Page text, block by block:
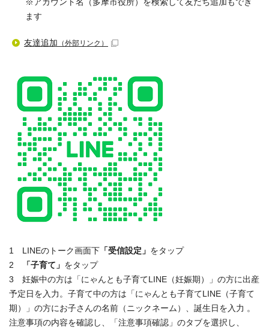
※アカウント名（多摩市役所）を検索して友だち追加もでき
ます
友達追加 （外部リンク）
1 LINEのトーク画面下 「受信設定」 をタップ
2
「子育て」 をタップ
3 妊娠中の方は「にゃんとも子育てLINE（妊娠期）」の方に出産
予定日を入力。子育て中の方は「にゃんとも子育てLINE（子育て
期）」の方にお子さんの名前（ニックネーム）、誕生日を入力 。
注意事項の内容を確認し、「注意事項確認」のタブを選択し、